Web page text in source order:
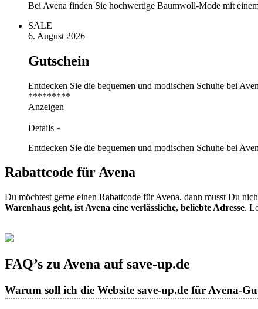
Bei Avena finden Sie hochwertige Baumwoll-Mode mit
SALE
6. August 2026
Gutschein
Entdecken Sie die bequemen und modischen Schuhe bei
*********
Anzeigen
Details »
Entdecken Sie die bequemen und modischen Schuhe bei
Rabattcode für Avena
Du möchtest gerne einen Rabattcode für Avena, dann musst Du
Warenhaus geht, ist Avena eine verlässliche, beliebte Adresse.
FAQ’s zu Avena auf save-up.de
Warum soll ich die Website save-up.de für Avena-